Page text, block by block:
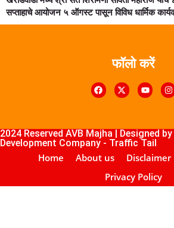
सप्ताहाचे आयोजन ५ ऑगस्ट पासून विविध धार्मिक
फॉलो करें
2024 Reserved AVB Majha | Designed by
Development Company - Traffic Tail
Home About us Disclaimer
Privacy Policy